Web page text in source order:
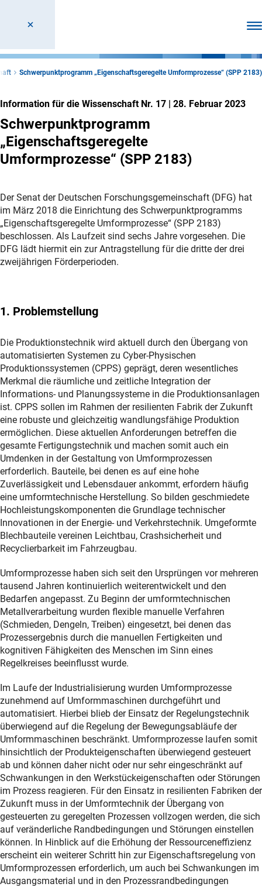
Schwerpunktprogramm „Eigenschaftsgeregelte Umformprozesse“ (SPP 2183)
Information für die Wissenschaft Nr. 17 | 28. Februar 2023
Schwerpunktprogramm
„Eigenschaftsgeregelte
Umformprozesse“ (SPP 2183)
Der Senat der Deutschen Forschungsgemeinschaft (DFG) hat
im März 2018 die Einrichtung des Schwerpunktprogramms
„Eigenschaftsgeregelte Umformprozesse“ (SPP 2183)
beschlossen. Als Laufzeit sind sechs Jahre vorgesehen. Die
DFG lädt hiermit ein zur Antragstellung für die dritte der drei
zweijährigen Förderperioden.
1. Problemstellung
Die Produktionstechnik wird aktuell durch den Übergang von
automatisierten Systemen zu Cyber-Physischen
Produktionssystemen (CPPS) geprägt, deren wesentliches
Merkmal die räumliche und zeitliche Integration der
Informations- und Planungssysteme in die Produktionsanlagen
ist. CPPS sollen im Rahmen der resilienten Fabrik der Zukunft
eine robuste und gleichzeitig wandlungsfähige Produktion
ermöglichen. Diese aktuellen Anforderungen betreffen die
gesamte Fertigungstechnik und machen somit auch ein
Umdenken in der Gestaltung von Umformprozessen
erforderlich. Bauteile, bei denen es auf eine hohe
Zuverlässigkeit und Lebensdauer ankommt, erfordern häufig
eine umformtechnische Herstellung. So bilden geschmiedete
Hochleistungskomponenten die Grundlage technischer
Innovationen in der Energie- und Verkehrstechnik. Umgeformte
Blechbauteile vereinen Leichtbau, Crashsicherheit und
Recyclierbarkeit im Fahrzeugbau.
Umformprozesse haben sich seit den Ursprüngen vor mehreren
tausend Jahren kontinuierlich weiterentwickelt und den
Bedarfen angepasst. Zu Beginn der umformtechnischen
Metallverarbeitung wurden flexible manuelle Verfahren
(Schmieden, Dengeln, Treiben) eingesetzt, bei denen das
Prozessergebnis durch die manuellen Fertigkeiten und
kognitiven Fähigkeiten des Menschen im Sinn eines
Regelkreises beeinflusst wurde.
Im Laufe der Industrialisierung wurden Umformprozesse
zunehmend auf Umformmaschinen durchgeführt und
automatisiert. Hierbei blieb der Einsatz der Regelungstechnik
überwiegend auf die Regelung der Bewegungsabläufe der
Umformmaschinen beschränkt. Umformprozesse laufen somit
hinsichtlich der Produkteigenschaften überwiegend gesteuert
ab und können daher nicht oder nur sehr eingeschränkt auf
Schwankungen in den Werkstückeigenschaften oder Störungen
im Prozess reagieren. Für den Einsatz in resilienten Fabriken der
Zukunft muss in der Umformtechnik der Übergang von
gesteuerten zu geregelten Prozessen vollzogen werden, die sich
auf veränderliche Randbedingungen und Störungen einstellen
können. In Hinblick auf die Erhöhung der Ressourceneffizienz
erscheint ein weiterer Schritt hin zur Eigenschaftsregelung von
Umformprozessen erforderlich, um auch bei Schwankungen im
Ausgangsmaterial und in den Prozessrandbedingungen